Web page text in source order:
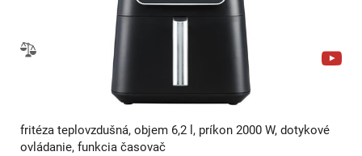
fritéza teplovzdušná, objem 6,2 l, príkon 2000 W, dotykové
ovládanie, funkcia časovač